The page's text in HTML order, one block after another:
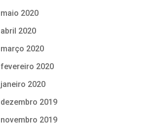
maio 2020
abril 2020
março 2020
fevereiro 2020
janeiro 2020
dezembro 2019
novembro 2019